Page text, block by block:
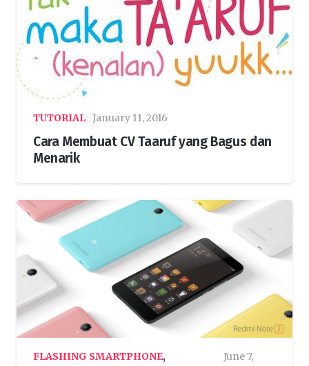
TUTORIAL January 11, 2016
Cara Membuat CV Taaruf yang Bagus dan
Menarik
FLASHING SMARTPHONE,
June 7,